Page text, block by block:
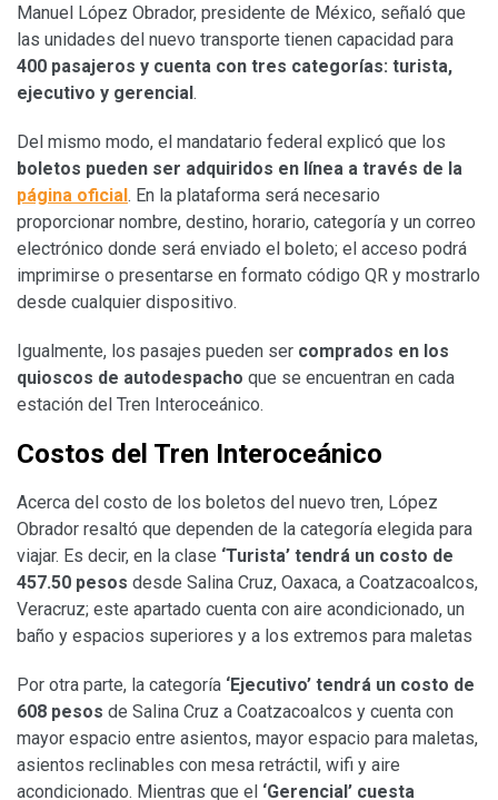
Manuel López Obrador, presidente de México, señaló que
las unidades del nuevo transporte tienen capacidad para
400 pasajeros y cuenta con tres categorías: turista,
ejecutivo y gerencial.
Del mismo modo, el mandatario federal explicó que los
boletos pueden ser adquiridos en línea a través de la
página oficial. En la plataforma será necesario
proporcionar nombre, destino, horario, categoría y un correo
electrónico donde será enviado el boleto; el acceso podrá
imprimirse o presentarse en formato código QR y mostrarlo
desde cualquier dispositivo.
Igualmente, los pasajes pueden ser comprados en los
quioscos de autodespacho que se encuentran en cada
estación del Tren Interoceánico.
Costos del Tren Interoceánico
Acerca del costo de los boletos del nuevo tren, López
Obrador resaltó que dependen de la categoría elegida para
viajar. Es decir, en la clase ‘Turista’ tendrá un costo de
457.50 pesos desde Salina Cruz, Oaxaca, a Coatzacoalcos,
Veracruz; este apartado cuenta con aire acondicionado, un
baño y espacios superiores y a los extremos para maletas
Por otra parte, la categoría ‘Ejecutivo’ tendrá un costo de
608 pesos de Salina Cruz a Coatzacoalcos y cuenta con
mayor espacio entre asientos, mayor espacio para maletas,
asientos reclinables con mesa retráctil, wifi y aire
acondicionado. Mientras que el ‘Gerencial’ cuesta